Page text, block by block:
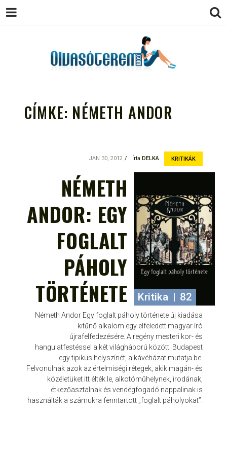
EGÉSZSÉGES OLVASÁS
TÁMOGATÓJA
CÍMKE: NÉMETH ANDOR
KRITIKÁK
Írta DELKA
JAN 30, 2012
Kritika 82
NÉMETH
ANDOR: EGY
FOGLALT
PÁHOLY
TÖRTÉNETE
Németh Andor Egy foglalt páholy története új kiadása
kitűnő alkalom egy elfeledett magyar író
újrafelfedezésére. A regény mesteri kor- és
hangulatfestéssel a két világháború közötti Budapest
egy tipikus helyszínét, a kávéházat mutatja be.
Felvonulnak azok az értelmiségi rétegek, akik magán- és
közéletüket itt élték le, alkotóműhelynek, irodának,
étkezőasztalnak és vendégfogadó nappalinak is
használták a számukra fenntartott „foglalt páholyokat”.